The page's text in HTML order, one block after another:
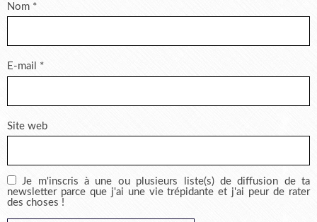
Nom *
E-mail *
Site web
Je m'inscris à une ou plusieurs liste(s) de diffusion de ta
newsletter parce que j'ai une vie trépidante et j'ai peur de rater
des choses !